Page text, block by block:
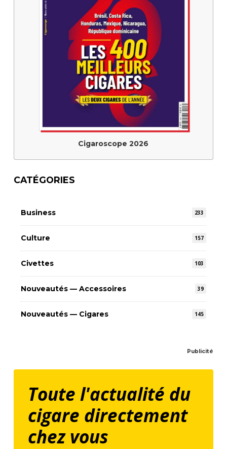
Cigaroscope 2026
CATÉGORIES
Business 233
Culture 157
Civettes 103
Nouveautés — Accessoires 39
Nouveautés — Cigares 145
Publicité
Toute l'actualité du
cigare directement
chez vous